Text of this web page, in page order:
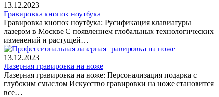
13.12.2023
Гравировка кнопок ноутбука
Гравировка кнопок ноутбука: Русификация клавиатуры
лазером в Москве С появлением глобальных технологических
изменений и растущей…
13.12.2023
Лазерная гравировка на ноже
Лазерная гравировка на ноже: Персонализация подарка с
глубоким смыслом Искусство гравировки на ноже становится
все…